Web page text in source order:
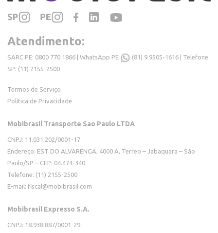
Atendimento:
SARC PE: 0800 770 1866 | WhatsApp PE (81) 9.9505-1616 | Telefone
SP: (11) 2155-2500
Termos de Serviço
Política de Privacidade
Mobibrasil Transporte Sao Paulo LTDA
CNPJ: 11.031.202/0001-17
Endereço: EST DO ALVARENGA, 4000 A, Terreo – Jabaquara – São
Paulo/SP – CEP: 04.474-340
Telefone: (11) 2155-2500
E-mail: fiscal@mobibrasil.com
Mobibrasil Expresso S.A.
CNPJ: 18.938.887/0001-29